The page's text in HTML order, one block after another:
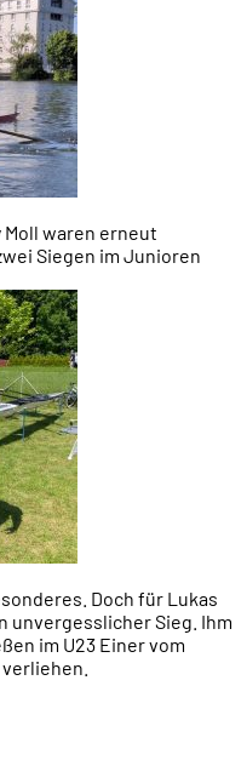
waren erneut
Siegen im Junioren
Doch für Lukas
unvergesslicher Sieg. Ihm
im U23 Einer vom